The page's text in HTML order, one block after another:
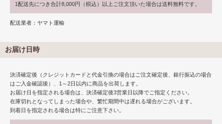
1配送先につき合計8,000円（税込）以上ご注文頂いた場合は送料無料です。
配送業者：ヤマト運輸
お届け日時
決済確定後（クレジットカードと代金引換の場合はご注文確定後、銀行振込の場合
はご入金確認後）、1～2日以内に商品を出荷します。
お届け日を指定される場合は、決済確定後3営業日以降でご指定ください。
在庫切れとなってしまった場合や、繁忙期間中は遅れる場合がございます。
到着日を指定される場合は特にご注意下さい。